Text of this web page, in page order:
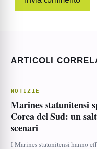
ARTICOLI
NOTIZIE
Marines statunitensi
Corea del Sud: un
scenari
I Marines statunitensi hanno